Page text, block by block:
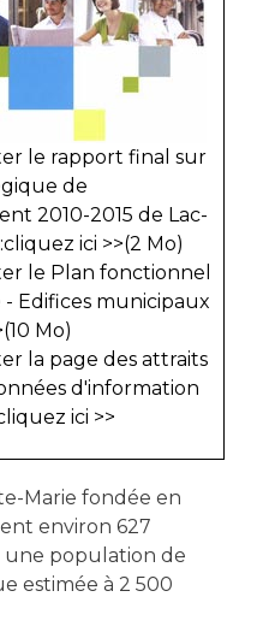
le rapport final sur
de
2010-2015 de Lac-
cliquez ici >>(2 Mo)
le Plan fonctionnel
Edifices municipaux
(10 Mo)
la page des attraits
d'information
ici >>
Marie fondée en
environ 627
une population de
estimée à 2 500